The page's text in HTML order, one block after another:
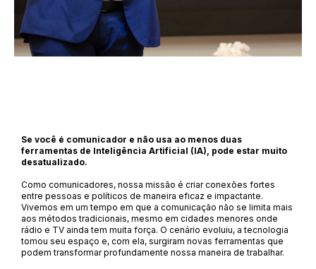
Se você é comunicador e não usa ao menos duas
ferramentas de Inteligência Artificial (IA), pode estar muito
desatualizado.
Como comunicadores, nossa missão é criar conexões fortes
entre pessoas e políticos de maneira eficaz e impactante.
Vivemos em um tempo em que a comunicação não se limita mais
aos métodos tradicionais, mesmo em cidades menores onde
rádio e TV ainda tem muita força. O cenário evoluiu, a tecnologia
tomou seu espaço e, com ela, surgiram novas ferramentas que
podem transformar profundamente nossa maneira de trabalhar.